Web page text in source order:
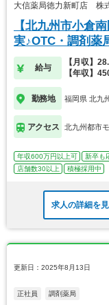
大信薬局徳力新町店 株
【北九州市小倉
実♪OTC・調剤薬
給与
【月収】
【年収】
勤務地 福岡県 北九
アクセス 北九州都市
年収600万円以上可 新卒も
店舗数30以上
積極採用中
求人の詳細を
更新日：2025年8月13日
正社員 調剤薬局